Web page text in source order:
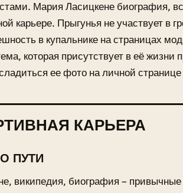
Мария Ласицкене биография,
карьере. Прыгунья не участвует в
в купальнике на страницах
которая присутствует в её
ее фото на личной
КАРЬЕРА
ПУТИ
википедия, биография –